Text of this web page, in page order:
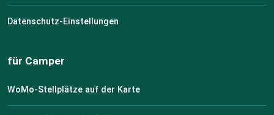
Datenschutz-Einstellungen
für Camper
WoMo-Stellplätze auf der Karte